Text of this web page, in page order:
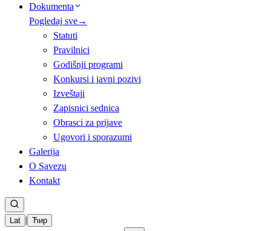
Dokumenta
Pogledaj sve→
Statuti
Pravilnici
Godišnji programi
Konkursi i javni pozivi
Izveštaji
Zapisnici sednica
Obrasci za prijave
Ugovori i sporazumi
Galerija
O Savezu
Kontakt
Lat | Ћир